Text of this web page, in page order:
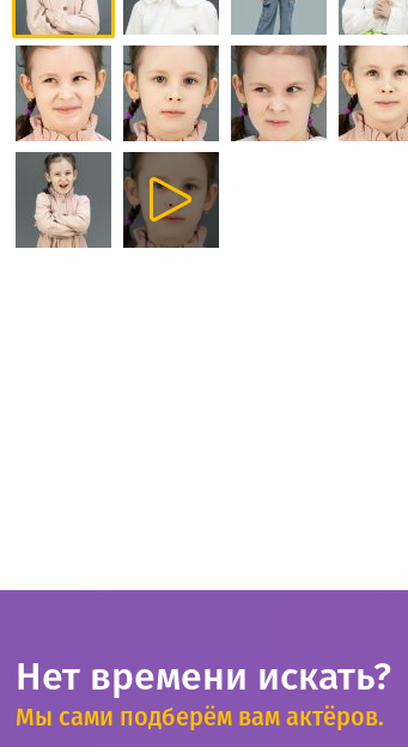
Нет времени искать?
Мы сами подберём вам актёров.